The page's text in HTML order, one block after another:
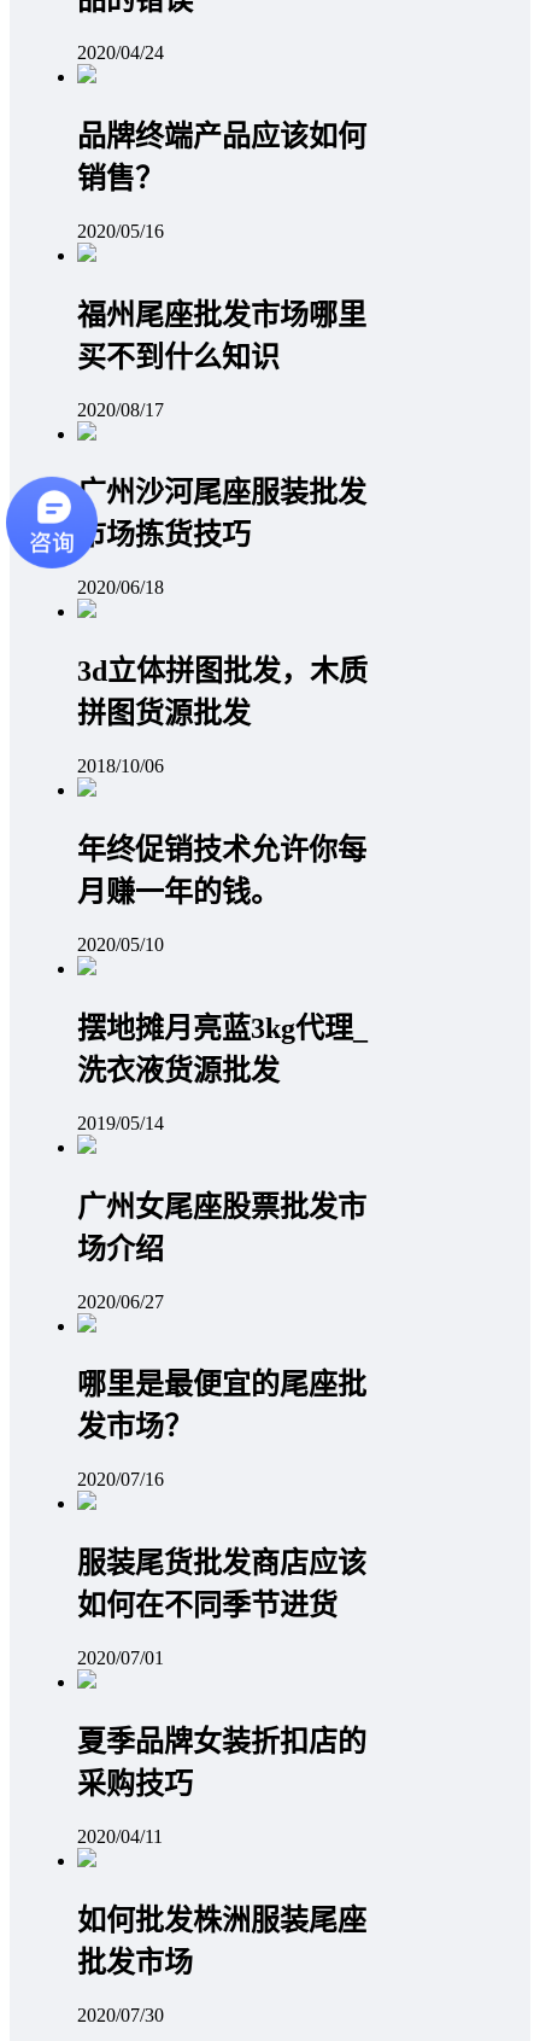
2020/04/24
品牌终端产品应该如何
销售？
2020/05/16
福州尾座批发市场哪里
买不到什么知识
2020/08/17
广州沙河尾座服装批发
市场拣货技巧
2020/06/18
3d立体拼图批发，木质
拼图货源批发
2018/10/06
年终促销技术允许你每
月赚一年的钱。
2020/05/10
摆地摊月亮蓝3kg代理_
洗衣液货源批发
2019/05/14
广州女尾座股票批发市
场介绍
2020/06/27
哪里是最便宜的尾座批
发市场？
2020/07/16
服装尾货批发商店应该
如何在不同季节进货
2020/07/01
夏季品牌女装折扣店的
采购技巧
2020/04/11
如何批发株洲服装尾座
批发市场
2020/07/30